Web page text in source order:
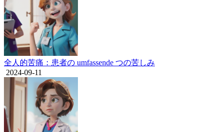
全人的苦痛：患者の umfassende つの苦しみ
2024-09-11